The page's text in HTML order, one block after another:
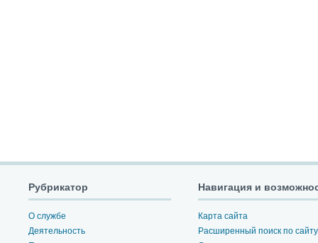
Рубрикатор
О службе
Деятельность
Навигация и
Карта сайта
Расширенный поиск по сайту